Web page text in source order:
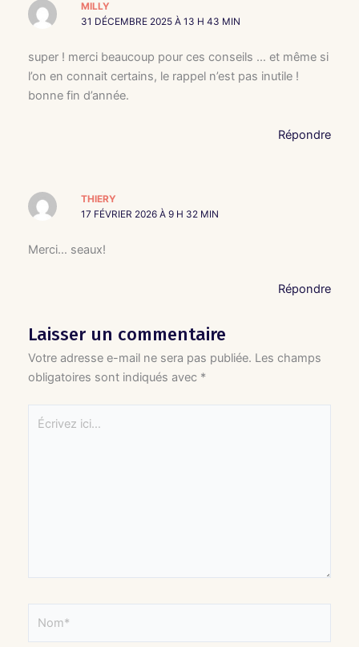
MILLY
31 DÉCEMBRE 2025 À 13 H 43 MIN
super ! merci beaucoup pour ces conseils … et même si
l’on en connait certains, le rappel n’est pas inutile !
bonne fin d’année.
Répondre
THIERY
17 FÉVRIER 2026 À 9 H 32 MIN
Merci… seaux!
Répondre
Laisser un commentaire
Votre adresse e-mail ne sera pas publiée. Les champs
obligatoires sont indiqués avec *
Écrivez
ici…